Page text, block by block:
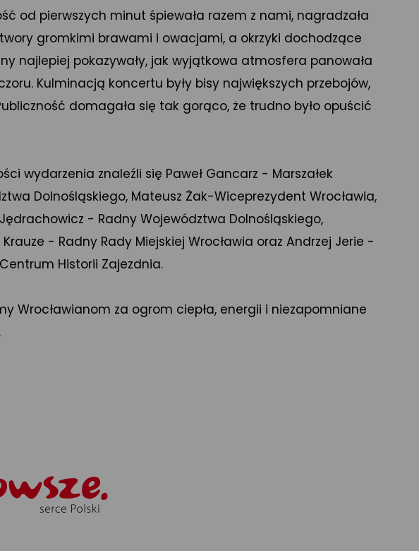
od pierwszych minut śpiewała razem z nami, nagradzała
gromkimi brawami i owacjami, a okrzyki dochodzące
najlepiej pokazywały, jak wyjątkowa atmosfera panowała
Kulminacją koncertu były bisy największych przebojów,
domagała się tak gorąco, że trudno było opuścić
wydarzenia znaleźli się Paweł Gancarz - Marszałek
Dolnośląskiego, Mateusz Żak-Wiceprezydent Wrocławia,
- Radny Województwa Dolnośląskiego,
Krauze - Radny Rady Miejskiej Wrocławia oraz Andrzej Jerie -
Historii Zajezdnia.
Wrocławianom za ogrom ciepła, energii i niezapomniane